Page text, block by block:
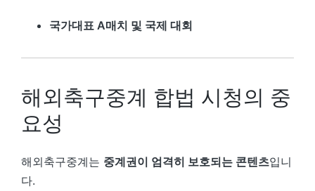
국가대표 A매치 및 국제 대회
해외축구중계 합법 시청의 중
요성
해외축구중계는 중계권이 엄격히 보호되는 콘텐츠입니
다.